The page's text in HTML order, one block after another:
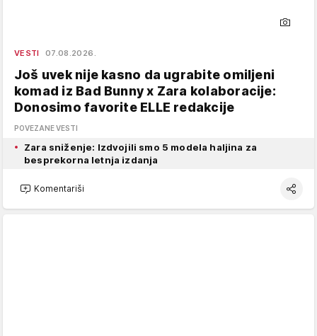
VESTI 07.08.2026.
Još uvek nije kasno da ugrabite omiljeni
komad iz Bad Bunny x Zara kolaboracije:
Donosimo favorite ELLE redakcije
POVEZANE VESTI
Zara sniženje: Izdvojili smo 5 modela haljina za
besprekorna letnja izdanja
Komentariši